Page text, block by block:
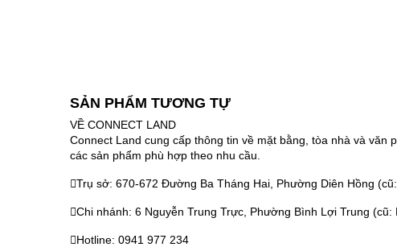
SẢN PHẨM TƯƠNG TỰ
VỀ CONNECT LAND
Connect Land cung cấp thông tin về mặt bằng, tòa nhà và
các sản phẩm phù hợp theo nhu cầu.
Trụ sở: 670-672 Đường Ba Tháng Hai, Phường Diên Hồng
Chi nhánh: 6 Nguyễn Trung Trực, Phường Bình Lợi Trung
Hotline: 0941 977 234